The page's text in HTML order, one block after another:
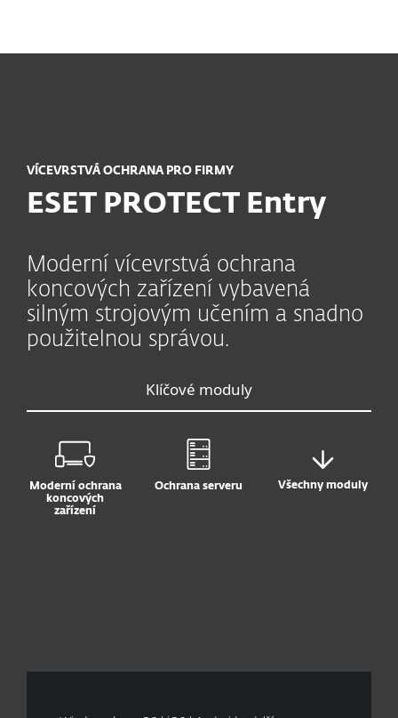
VÍCEVRSTVÁ OCHRANA PRO FIRMY
ESET PROTECT Entry
Moderní vícevrstvá ochrana
koncových zařízení vybavená
silným strojovým učením a snadno
použitelnou správou.
Klíčové moduly
Moderní ochrana
koncových
zařízení
Ochrana serveru Všechny moduly